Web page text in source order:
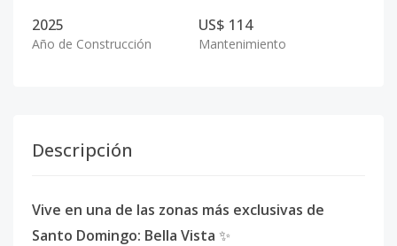
2025
Año de Construcción
US$ 114
Mantenimiento
Descripción
Vive en una de las zonas más exclusivas de
Santo Domingo: Bella Vista ✨